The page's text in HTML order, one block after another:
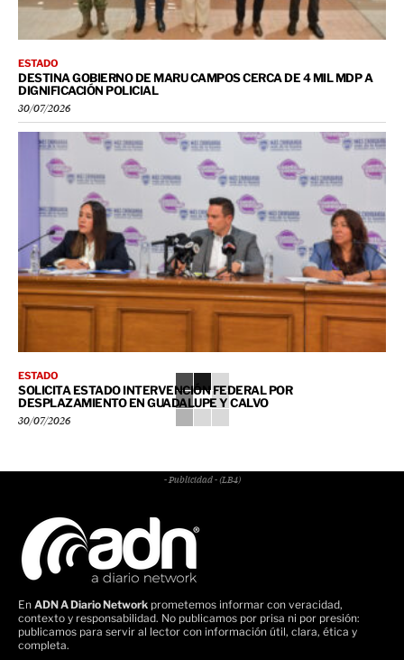
ESTADO
DESTINA GOBIERNO DE MARU CAMPOS CERCA DE 4 MIL MDP A
DIGNIFICACIÓN POLICIAL
30/07/2026
ESTADO
SOLICITA ESTADO INTERVENCIÓN FEDERAL POR
DESPLAZAMIENTO EN GUADALUPE Y CALVO
30/07/2026
- Publicidad - (LB4)
En ADN A Diario Network prometemos informar con veracidad,
contexto y responsabilidad. No publicamos por prisa ni por presión:
publicamos para servir al lector con información útil, clara, ética y
completa.